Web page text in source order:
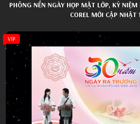
PHÔNG NỀN NGÀY HỌP MẶT LỚP, KỶ
COREL MỚI CẬP NHẬT
VIP